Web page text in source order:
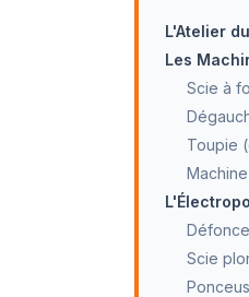
L'Atelier
Les
Scie à
Toupie
Scie